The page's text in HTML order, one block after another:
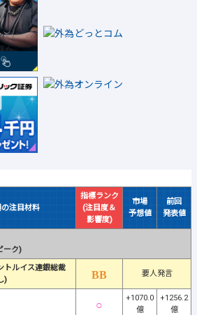
注目材料
指標ランク
(注目度＆
影響度)
市場
予想値
前回
発表値
ーク)
トルイス連銀総裁
)
要人発言
+1070.0
億
+1256.2
億